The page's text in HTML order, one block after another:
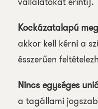
Kockázatalapú
akkor kell kérni a
ésszerűen
Nincs egységes
a tagállami